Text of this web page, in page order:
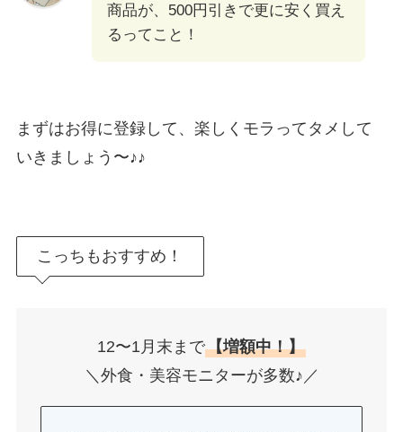
商品が、500円引きで更に安く買え
るってこと！
まずはお得に登録して、楽しくモラってタメして
いきましょう〜♪♪
こっちもおすすめ！
12〜1月末まで【増額中！】
＼外食・美容モニターが多数♪／